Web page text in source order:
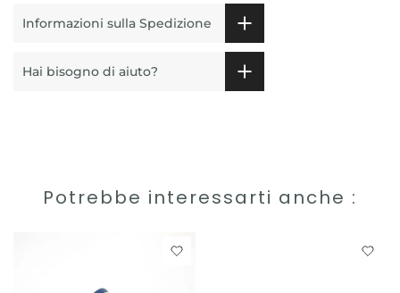
Informazioni sulla Spedizione
Hai bisogno di aiuto?
Potrebbe interessarti anche :